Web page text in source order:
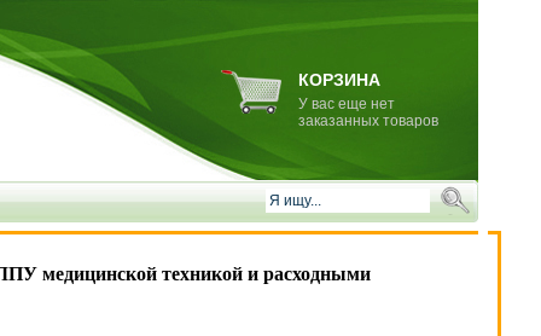
КОРЗИНА
У вас еще нет
заказанных товаров
медицинской техникой и расходными